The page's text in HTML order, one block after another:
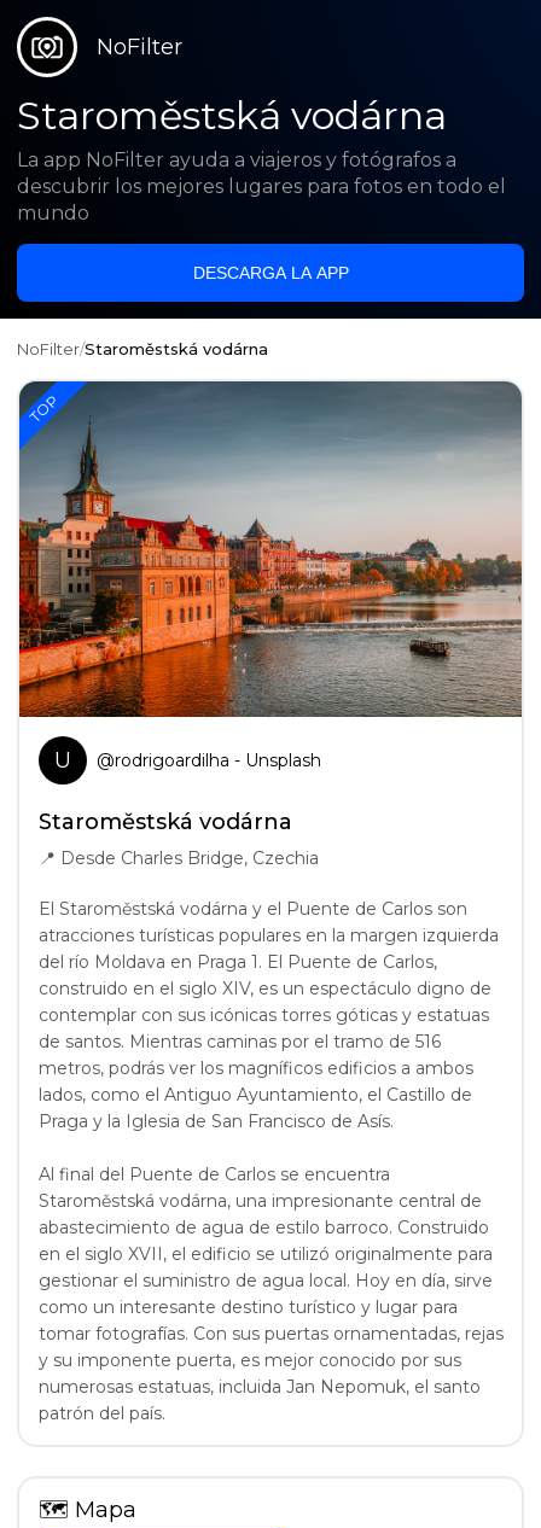
NoFilter
Staroměstská vodárna
La app NoFilter ayuda a viajeros y fotógrafos a
descubrir los mejores lugares para fotos en todo el
mundo
DESCARGA LA APP
NoFilter/Staroměstská vodárna
U @rodrigoardilha - Unsplash
Staroměstská vodárna
📍 Desde Charles Bridge, Czechia
El Staroměstská vodárna y el Puente de Carlos son
atracciones turísticas populares en la margen izquierda
del río Moldava en Praga 1. El Puente de Carlos,
construido en el siglo XIV, es un espectáculo digno de
contemplar con sus icónicas torres góticas y estatuas
de santos. Mientras caminas por el tramo de 516
metros, podrás ver los magníficos edificios a ambos
lados, como el Antiguo Ayuntamiento, el Castillo de
Praga y la Iglesia de San Francisco de Asís.
Al final del Puente de Carlos se encuentra
Staroměstská vodárna, una impresionante central de
abastecimiento de agua de estilo barroco. Construido
en el siglo XVII, el edificio se utilizó originalmente para
gestionar el suministro de agua local. Hoy en día, sirve
como un interesante destino turístico y lugar para
tomar fotografías. Con sus puertas ornamentadas, rejas
y su imponente puerta, es mejor conocido por sus
numerosas estatuas, incluida Jan Nepomuk, el santo
patrón del país.
TOP
🗺 Mapa